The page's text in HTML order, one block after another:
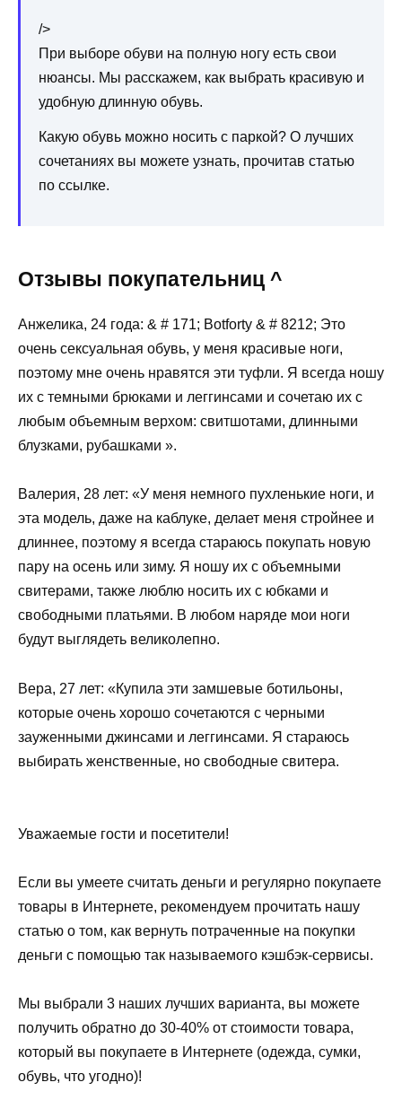
/>
При выборе обуви на полную ногу есть свои
нюансы. Мы расскажем, как выбрать красивую и
удобную длинную обувь.
Какую обувь можно носить с паркой? О лучших
сочетаниях вы можете узнать, прочитав статью
по ссылке.
Отзывы покупательниц ^
Анжелика, 24 года: & # 171; Botforty & # 8212; Это
очень сексуальная обувь, у меня красивые ноги,
поэтому мне очень нравятся эти туфли. Я всегда ношу
их с темными брюками и леггинсами и сочетаю их с
любым объемным верхом: свитшотами, длинными
блузками, рубашками ».
Валерия, 28 лет: «У меня немного пухленькие ноги, и
эта модель, даже на каблуке, делает меня стройнее и
длиннее, поэтому я всегда стараюсь покупать новую
пару на осень или зиму. Я ношу их с объемными
свитерами, также люблю носить их с юбками и
свободными платьями. В любом наряде мои ноги
будут выглядеть великолепно.
Вера, 27 лет: «Купила эти замшевые ботильоны,
которые очень хорошо сочетаются с черными
зауженными джинсами и леггинсами. Я стараюсь
выбирать женственные, но свободные свитера.
Уважаемые гости и посетители!
Если вы умеете считать деньги и регулярно покупаете
товары в Интернете, рекомендуем прочитать нашу
статью о том, как вернуть потраченные на покупки
деньги с помощью так называемого кэшбэк-сервисы.
Мы выбрали 3 наших лучших варианта, вы можете
получить обратно до 30-40% от стоимости товара,
который вы покупаете в Интернете (одежда, сумки,
обувь, что угодно)!